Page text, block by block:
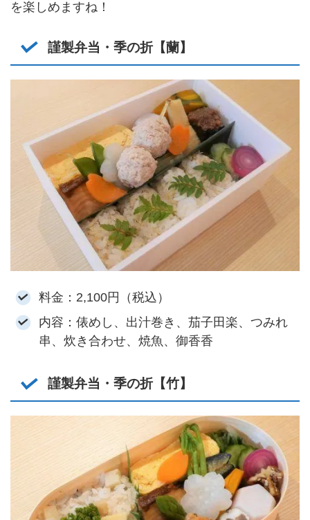
を楽しめますね！
謹製弁当・季の折【蘭】
料金：2,100円（税込）
内容：俵めし、出汁巻き、茄子田楽、つみれ
串、炊き合わせ、焼魚、御香香
謹製弁当・季の折【竹】